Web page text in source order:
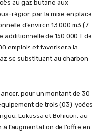
au gaz butane aux
région par la mise en place
d’environ 13 000 m3 (7
additionnelle de 150 000 T de
emplois et favorisera la
se substituant au charbon
pour un montant de 30
de trois (03) lycées
Lokossa et Bohicon, au
l’augmentation de l’offre en